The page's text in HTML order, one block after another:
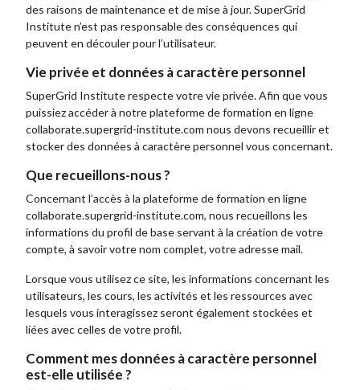
des raisons de maintenance et de mise à jour. SuperGrid
Institute n’est pas responsable des conséquences qui
peuvent en découler pour l’utilisateur.
Vie privée et données à caractère personnel
SuperGrid Institute respecte votre vie privée. Afin que vous
puissiez accéder à notre plateforme de formation en ligne
collaborate.supergrid-institute.com nous devons recueillir et
stocker des données à caractère personnel vous concernant.
Que recueillons-nous ?
Concernant l’accès à la plateforme de formation en ligne
collaborate.supergrid-institute.com, nous recueillons les
informations du profil de base servant à la création de votre
compte, à savoir votre nom complet, votre adresse mail.
Lorsque vous utilisez ce site, les informations concernant les
utilisateurs, les cours, les activités et les ressources avec
lesquels vous interagissez seront également stockées et
liées avec celles de votre profil.
Comment mes données à caractère personnel
est-elle utilisée ?